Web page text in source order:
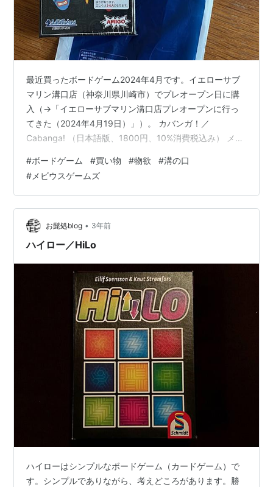
最近買ったボードゲーム2024年4月です。イエローサブ
マリン溝口店（神奈川県川崎市）でプレオープン日に購
入（→「イエローサブマリン溝口店プレオープンに行っ
てきた（2024年4月19日）」）。 カバンガ！／
Cabanga! （日本語版、1800円、10%消費税込み） メビ
近はインフレと円安とで小箱カードゲームは以前は1500
円が目安だったのが1800円になってきました。また、溝
の口のイエローサブマリンへはプレオープンの翌日のグ
ランドオープン日夕方にも覗きに行ったのですが、外看
板ができていました（写真）。 このブログの関連記事 最
近買ったボードゲー…
#ボードゲーム #買い物 #物欲 #溝の口
# メビウスゲームズ
お髭処blog • 3年前
ハイロー／HiLo
ハイローはシンプルなボードゲーム（カードゲーム）で
す。シンプルでありながら、考えどころがあります。勝